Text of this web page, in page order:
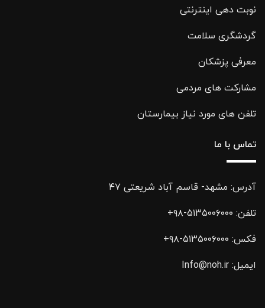
نوبت دهی اینترنتی
گردشگری سلامت
معرفی پزشکان
مشارکت های مردمی
تلفن های مورد نیاز بیمارستان
تماس با ما
آدرس: مشهد- قاسم آباد شریعتی ۴۷
تلفن: ۵۱۳۵۰۰۶۰۰۰-۹۸+
فکس: ۵۱۳۵۰۰۶۰۰۰-۹۸+
ایمیل: Info@noh.ir